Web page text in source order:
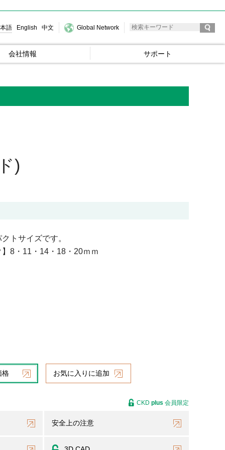
語 English 中文 Global Network
会社情報 サポート
)
トサイズです。
】8・11・14・18・20ｍｍ
格 お気に入りに追加
安全上の注意
CKD plus 会員限定